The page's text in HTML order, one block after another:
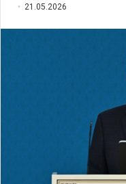
21.05.2026